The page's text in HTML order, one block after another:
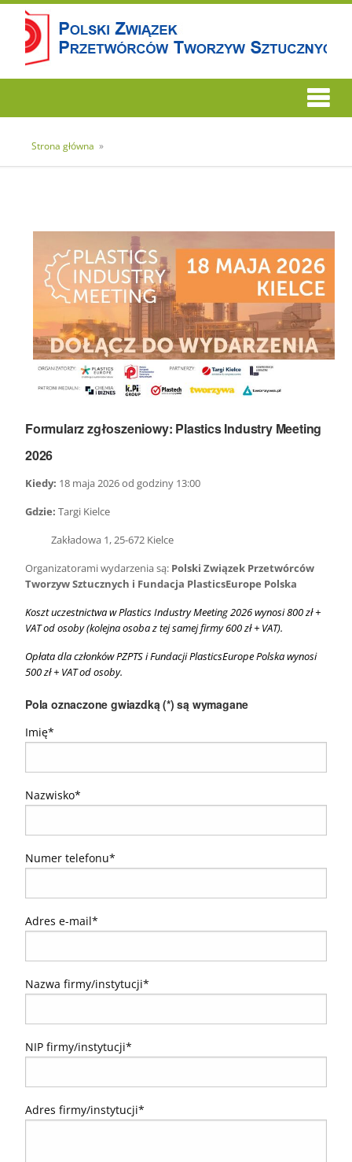
Strona główna »
Formularz zgłoszeniowy: Plastics Industry Meeting
2026
Kiedy: 18 maja 2026 od godziny 13:00
Gdzie: Targi Kielce
Zakładowa 1, 25-672 Kielce
Organizatorami wydarzenia są: Polski Związek Przetwórców
Tworzyw Sztucznych i Fundacja PlasticsEurope Polska
Koszt uczestnictwa w Plastics Industry Meeting 2026 wynosi 800 zł +
VAT od osoby (kolejna osoba z tej samej firmy 600 zł + VAT).
Opłata dla członków PZPTS i Fundacji PlasticsEurope Polska wynosi
500 zł + VAT od osoby.
Pola oznaczone gwiazdką (*) są wymagane
Imię*
Nazwisko*
Numer telefonu*
Adres e-mail*
Nazwa firmy/instytucji*
NIP firmy/instytucji*
Adres firmy/instytucji*